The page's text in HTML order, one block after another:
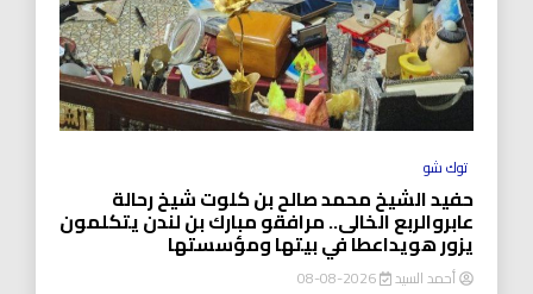
توك شو
حفيد الشيخ محمد صالح بن كلوت شيخ رحالة
عابروالربع الخالى.. مرافقو مبارك بن لندن يتكلمون
يزور هويداعطا في بيتها ومؤسستها
أحمد السيد 2026-08-08